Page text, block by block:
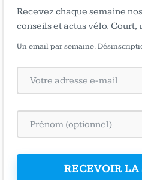
Recevez chaque semaine
conseils et actus vélo. Court,
Un email par semaine.
RECEVOIR